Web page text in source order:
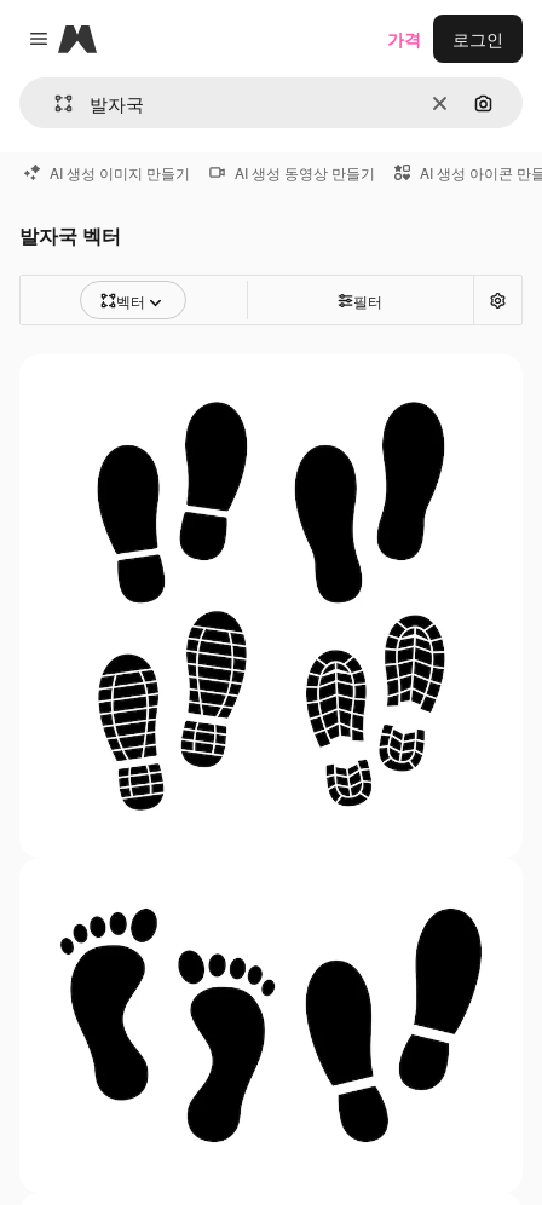
Close menu
Magnific
지우기이미지
가격 로그인
AI 생성 이미지 만들기 AI 생성 동영상 만들기 AI 생성 아이콘 만
발자국 벡터
벡터 필터